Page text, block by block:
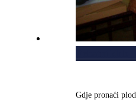
Gdje pronaći